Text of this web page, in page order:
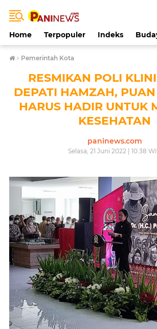
Home Terpopuler Indeks
› Pemerintah Kota
RESMIKAN POLI
DEPATI HAMZAH,
HARUS HADIR UNTUK
KESEHATAN
paninews.com
Selasa, 21 Juni 2022 | 10.38